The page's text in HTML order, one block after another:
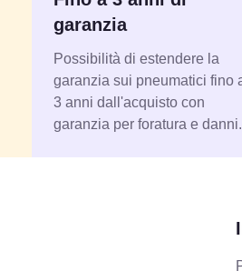
garanzia
Possibilità di estendere la
garanzia sui pneumatici fino
3 anni dall'acquisto con
garanzia per foratura e danni.